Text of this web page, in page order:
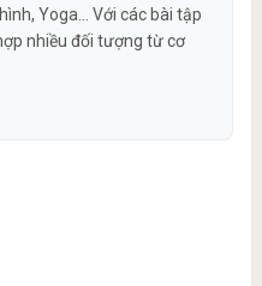
Yoga... Với các bài tập
nhiều đối tượng từ cơ